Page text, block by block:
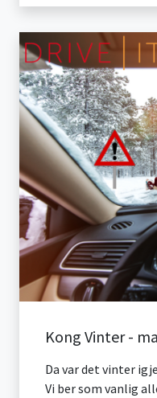
Kong Vinter -
Da var det vinter
Vi ber som vanlig